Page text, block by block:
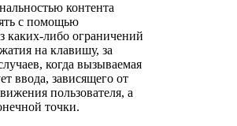
контента
с помощью
каких-либо ограничений
на клавишу, за
когда вызываемая
ввода, зависящего от
пользователя, а
точки.